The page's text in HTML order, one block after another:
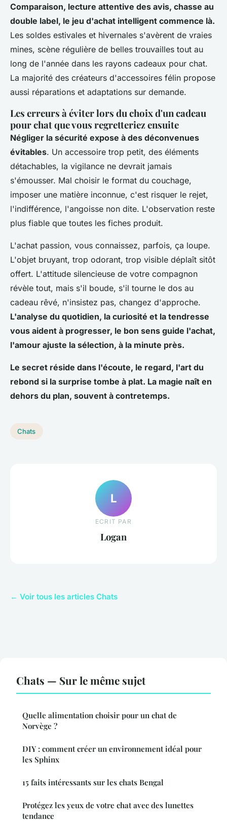
Comparaison, lecture attentive des avis, chasse au
double label, le jeu d'achat intelligent commence là.
Les soldes estivales et hivernales s'avèrent de vraies
mines, scène régulière de belles trouvailles tout au
long de l'année dans les rayons cadeaux pour chat.
La majorité des créateurs d'accessoires félin propose
aussi réparations et adaptations sur demande.
Les erreurs à éviter lors du choix d'un cadeau
pour chat que vous regretteriez ensuite
Négliger la sécurité expose à des déconvenues
évitables. Un accessoire trop petit, des éléments
détachables, la vigilance ne devrait jamais
s'émousser. Mal choisir le format du couchage,
imposer une matière inconnue, c'est risquer le rejet,
l'indifférence, l'angoisse non dite. L'observation reste
plus fiable que toutes les fiches produit.
L'achat passion, vous connaissez, parfois, ça loupe.
L'objet bruyant, trop odorant, trop visible déplaît sitôt
offert. L'attitude silencieuse de votre compagnon
révèle tout, mais s'il boude, s'il tourne le dos au
cadeau rêvé, n'insistez pas, changez d'approche.
L'analyse du quotidien, la curiosité et la tendresse
vous aident à progresser, le bon sens guide l'achat,
l'amour ajuste la sélection, à la minute près.
Le secret réside dans l'écoute, le regard, l'art du
rebond si la surprise tombe à plat. La magie naît en
dehors du plan, souvent à contretemps.
Chats
L
ECRIT PAR
Logan
← Voir tous les articles Chats
Chats — Sur le même sujet
Quelle alimentation choisir pour un chat de
Norvège ?
DIY : comment créer un environnement idéal pour
les Sphinx
15 faits intéressants sur les chats Bengal
Protégez les yeux de votre chat avec des lunettes
tendance